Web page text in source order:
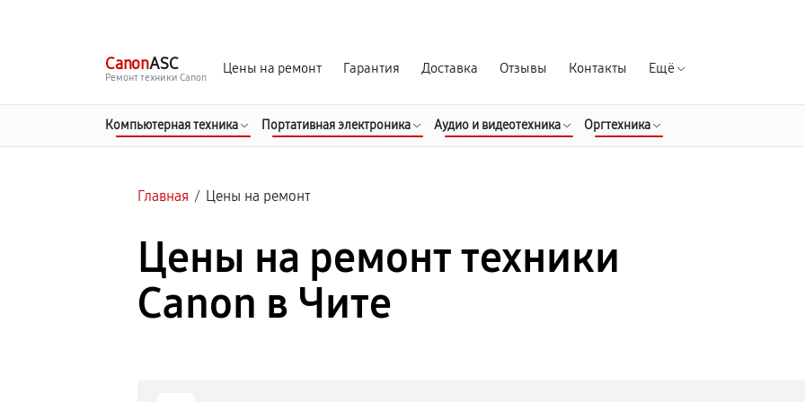
CanonASC
Ремонт техники Canon
Цены на ремонт Гарантия Доставка Отзывы Контакты Ещё
Компьютерная техника Портативная электроника Аудио и видеотехника Оргтехника
Главная / Цены на ремонт
Цены на ремонт техники
Canon в Чите